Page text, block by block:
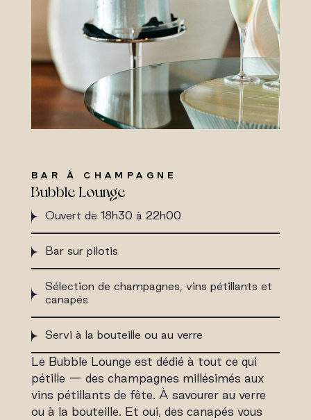
BAR À CHAMPAGNE
Bubble Lounge
Ouvert de 18h30 à 22h00
Bar sur pilotis
Sélection de champagnes, vins pétillants et
canapés
Servi à la bouteille ou au verre
Le Bubble Lounge est dédié à tout ce qui
pétille — des champagnes millésimés aux
vins pétillants de fête. À savourer au verre
ou à la bouteille. Et oui, des canapés vous